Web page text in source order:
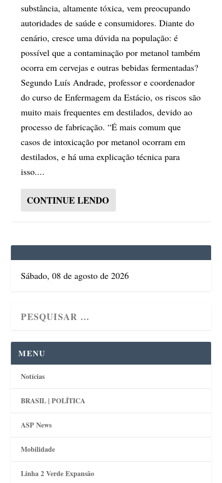
substância, altamente tóxica, vem preocupando
autoridades de saúde e consumidores. Diante do
cenário, cresce uma dúvida na população: é
possível que a contaminação por metanol também
ocorra em cervejas e outras bebidas fermentadas?
Segundo Luís Andrade, professor e coordenador
do curso de Enfermagem da Estácio, os riscos são
muito mais frequentes em destilados, devido ao
processo de fabricação. “É mais comum que
casos de intoxicação por metanol ocorram em
destilados, e há uma explicação técnica para
isso....
CONTINUE LENDO
Sábado, 08 de agosto de 2026
MENU
Notícias
BRASIL | POLÍTICA
ASP News
Mobilidade
Linha 2 Verde Expansão